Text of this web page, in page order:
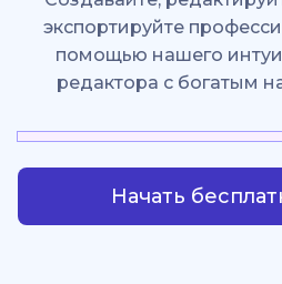
экспортируйте
помощью нашего
редактора с богатым
Начать